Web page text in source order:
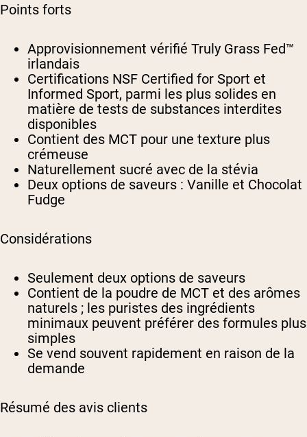
Points forts
Approvisionnement vérifié Truly Grass Fed™
irlandais
Certifications NSF Certified for Sport et
Informed Sport, parmi les plus solides en
matière de tests de substances interdites
disponibles
Contient des MCT pour une texture plus
crémeuse
Naturellement sucré avec de la stévia
Deux options de saveurs : Vanille et Chocolat
Fudge
Considérations
Seulement deux options de saveurs
Contient de la poudre de MCT et des arômes
naturels ; les puristes des ingrédients
minimaux peuvent préférer des formules plus
simples
Se vend souvent rapidement en raison de la
demande
Résumé des avis clients